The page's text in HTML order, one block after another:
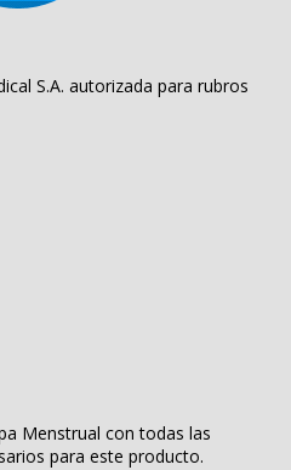
S.A. autorizada para rubros
Menstrual con todas las
para este producto.